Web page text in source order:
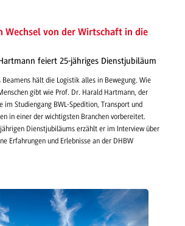
Wechsel von der Wirtschaft in die
feiert 25-jähriges Dienstjubiläum
Beamens hält die Logistik alles in Bewegung. Wie
gibt wie Prof. Dr. Harald Hartmann, der
im Studiengang BWL-Spedition, Transport und
in einer der wichtigsten Branchen vorbereitet.
Dienstjubiläums erzählt er im Interview über
Erfahrungen und Erlebnisse an der DHBW